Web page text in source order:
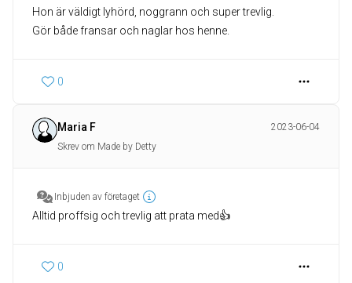
Hon är väldigt lyhörd, noggrann och super trevlig.
Gör både fransar och naglar hos henne.
0
Maria F
2023-06-04
Skrev om Made by Detty
Inbjuden av företaget
Alltid proffsig och trevlig att prata med👍
0